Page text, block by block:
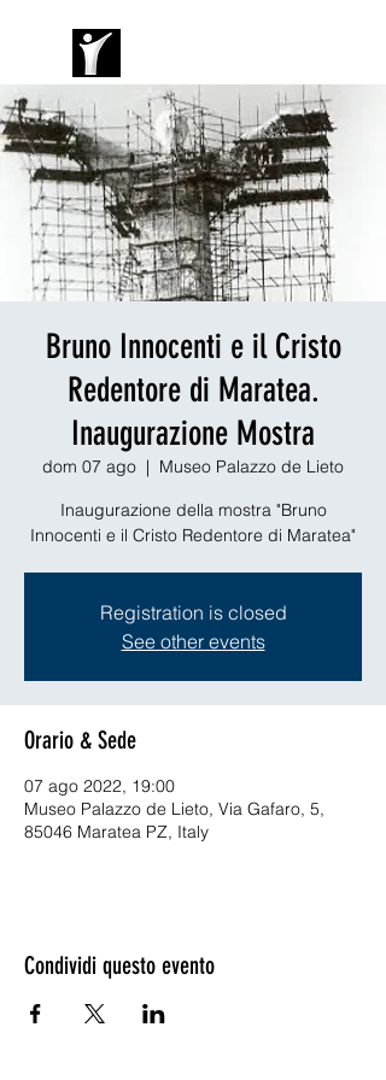
Bruno Innocenti e il Cristo
Redentore di Maratea.
Inaugurazione Mostra
dom 07 ago
  |
Museo Palazzo de Lieto
Inaugurazione della mostra "Bruno
Innocenti e il Cristo Redentore di Maratea"
Registration is closed
See other events
Orario & Sede
07 ago 2022, 19:00
Museo Palazzo de Lieto, Via Gafaro, 5,
85046 Maratea PZ, Italy
Condividi questo evento